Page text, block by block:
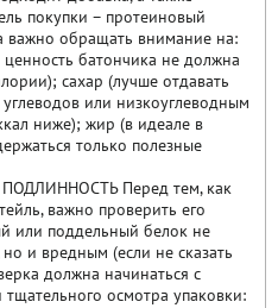
покупки – протеиновый
важно обращать внимание на:
ценность батончика не должна
сахар (лучше отдавать
или низкоуглеводным
ниже); жир (в идеале в
только полезные
Перед тем, как
важно проверить его
или поддельный белок не
и вредным (если не сказать
должна начинаться с
осмотра упаковки: